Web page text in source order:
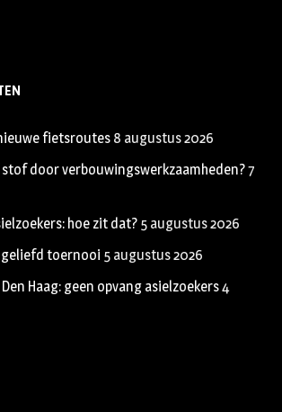
fietsroutes 8 augustus 2026
door verbouwingswerkzaamheden?7
hoe zit dat? 5 augustus 2026
geliefd toernooi 5 augustus 2026
Haag: geen opvang asielzoekers4